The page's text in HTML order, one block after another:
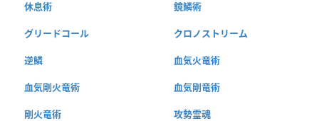
休息術 鏡鱗術
グリードコール クロノストリーム
逆鱗 血気火竜術
血気剛火竜術 血気剛竜術
剛火竜術 攻勢霊魂